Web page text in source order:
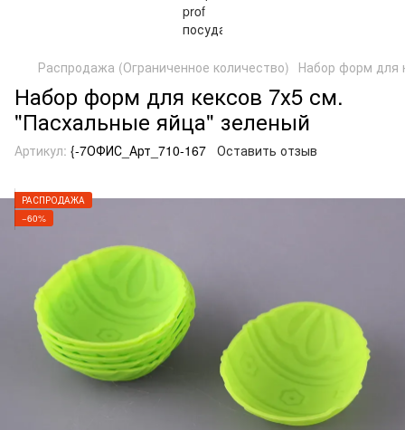
Распродажа (Ограниченное количество) Набор форм для
Набор форм для кексов 7х5 см.
"Пасхальные яйца" зеленый
Артикул: {-7ОФИС_Арт_710-167 Оставить отзыв
РАСПРОДАЖА
−60%